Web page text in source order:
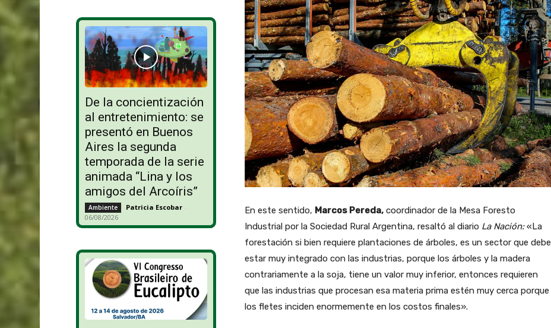
De la concientización
al entretenimiento: se
presentó en Buenos
Aires la segunda
temporada de la serie
animada “Lina y los
amigos del Arcoíris”
Ambiente Patricia Escobar -
06/08/2026
En este sentido, Marcos Pereda,coordinador de la Mesa Foresto
Industrial por la Sociedad Rural Argentina, resaltó al diario La Nación:«La
forestación si bien requiere plantaciones de árboles, es un sector que debe
estar muy integrado con las industrias, porque los árboles y la madera
contrariamente a la soja, tiene un valor muy inferior, entonces requieren
que las industrias que procesan esa materia prima estén muy cerca porque
los fletes inciden enormemente en los costos finales».